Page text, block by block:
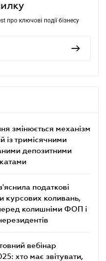
про ключові події бізнесу
змінюється механізм
із тримісячними
депозитними
податкові
курсових коливань,
колишніми ФОП і
вебінар
хто має звітувати,